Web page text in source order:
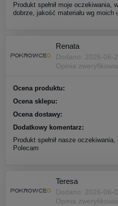
Produkt spełnił moje oczekiwania,
dobrze, jakość materiału wg moich
Renata
Dodano: 2026-06-
Opinia
Ocena produktu:
Ocena sklepu:
Ocena dostawy:
Dodatkowy komentarz:
Produkt spełnił nasze
Polecam
Teresa
Dodano: 2026-06-
Opinia